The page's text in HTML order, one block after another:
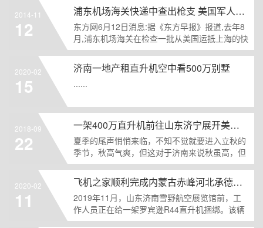
2014-11
12
浦东机场海关快递中查出枪支 美国军人走私枪弹入沪遭缴
东方网6月12日消息:据《东方早报》报道,去年8
月,浦东机场海关在检查一批从美国运抵上海的快
递物品时,......
2020-02
15
济南一地产租直升机空中看500万别墅
......
2018-09
22
一架400万直升机前往山东济宁展开美国白蛾防治
夏季的尾声悄悄来临，不知不觉就要进入立秋的
季节，秋高气爽，但这对于济南来说秋虽高，但
炎热高温似乎没有......
2020-02
11
飞机之家顺利完成内蒙古赤峰河北承德航空测绘
2019年11月，山东济南雪野航空展览馆前，工
作人员正在给一架罗宾逊R44直升机捆绑。该辆
重汽汽车穿......